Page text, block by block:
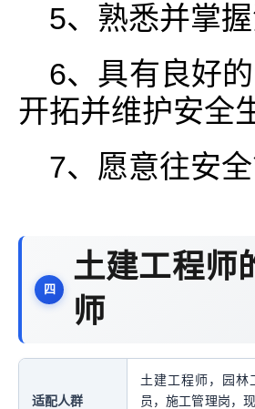
5、熟悉并掌
6、具有良好
开拓并维护安全
7、愿意往安
土建工程师
师
适配人群
土建工程师，园林
员，施工管理岗，